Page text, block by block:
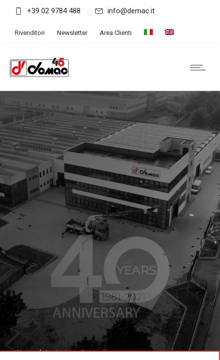
+39 02 9784 488 info@demac.it
Rivenditori Newsletter Area Clienti
Home Anniversario Demac